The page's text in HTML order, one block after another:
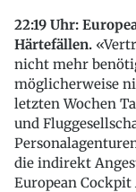
22:19 Uhr:
Härtefällen.
nicht mehr
möglicherweise
letzten Wochen
und
die indirekt
European